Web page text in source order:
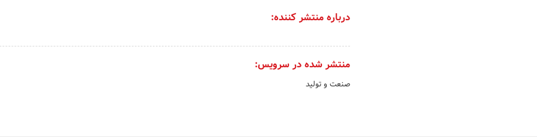
درباره منتشر کننده:
منتشر شده در سرویس:
صنعت و تولید